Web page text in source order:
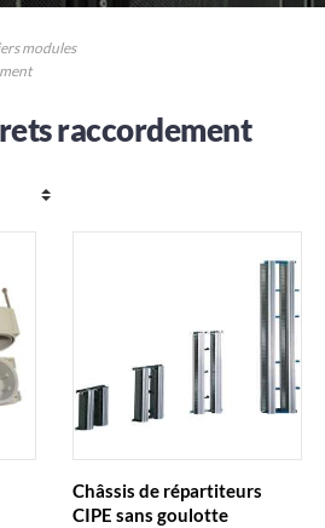
modules
raccordement
Châssis de répartiteurs
CIPE sans goulotte